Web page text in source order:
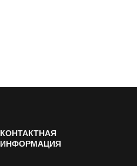
КОНТАКТНАЯ
ИНФОРМАЦИЯ